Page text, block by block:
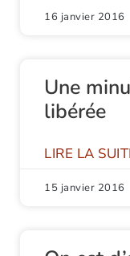
16 janvier 2016
Une
libérée
LIRE LA
15 janvier 2016